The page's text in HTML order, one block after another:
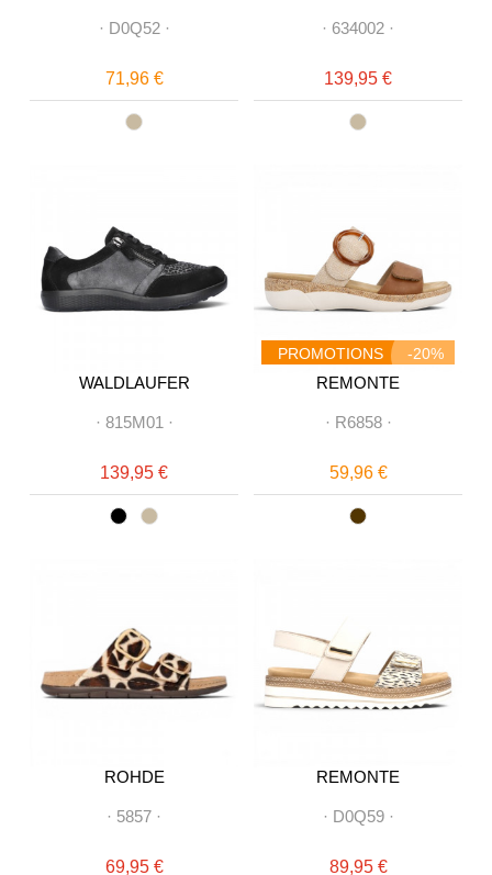
· D0Q52·
71,96 €
· 634002 ·
139,95 €
WALDLAUFER
· 815M01 ·
139,95 €
PROMOTIONS -20%
REMONTE
· R6858·
59,96 €
ROHDE
· 5857 ·
69,95 €
REMONTE
· D0Q59·
89,95 €